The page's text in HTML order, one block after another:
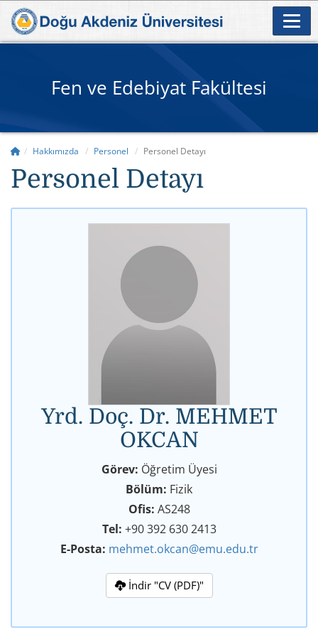
Fen ve Edebiyat Fakültesi
Hakkımızda Personel Personel Detayı
Personel Detayı
Yrd. Doç. Dr. MEHMET
OKCAN
Görev: Öğretim Üyesi
Bölüm: Fizik
Ofis: AS248
Tel: +90 392 630 2413
E-Posta: mehmet.okcan@emu.edu.tr
İndir "CV (PDF)"